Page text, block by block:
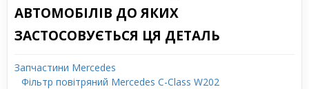
АВТОМОБІЛІВ ДО ЯКИХ
ЗАСТОСОВУЄТЬСЯ ЦЯ ДЕТАЛЬ
Запчастини Mercedes
Фільтр повітряний Mercedes C-Class W202